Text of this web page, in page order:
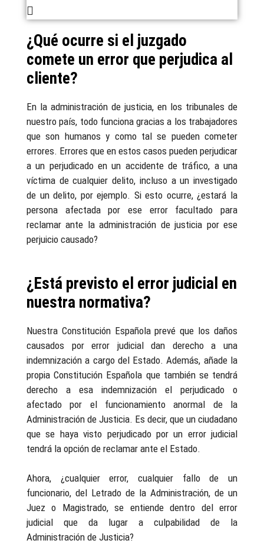
¿Qué ocurre si el juzgado
comete un error que perjudica al
cliente?
En la administración de justicia, en los tribunales de
nuestro país, todo funciona gracias a los trabajadores
que son humanos y como tal se pueden cometer
errores. Errores que en estos casos pueden perjudicar
a un perjudicado en un accidente de tráfico, a una
víctima de cualquier delito, incluso a un investigado
de un delito, por ejemplo. Si esto ocurre, ¿estará la
persona afectada por ese error facultado para
reclamar ante la administración de justicia por ese
perjuicio causado?
¿Está previsto el error judicial en
nuestra normativa?
Nuestra Constitución Española prevé que los daños
causados por error judicial dan derecho a una
indemnización a cargo del Estado. Además, añade la
propia Constitución Española que también se tendrá
derecho a esa indemnización el perjudicado o
afectado por el funcionamiento anormal de la
Administración de Justicia. Es decir, que un ciudadano
que se haya visto perjudicado por un error judicial
tendrá la opción de reclamar ante el Estado.
Ahora, ¿cualquier error, cualquier fallo de un
funcionario, del Letrado de la Administración, de un
Juez o Magistrado, se entiende dentro del error
judicial que da lugar a culpabilidad de la
Administración de Justicia?